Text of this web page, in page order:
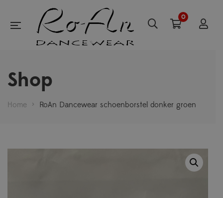
0
Shop
Home > RoAn Dancewear schoenborstel donker groen